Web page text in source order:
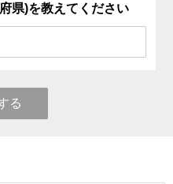
県)を教えてください
る